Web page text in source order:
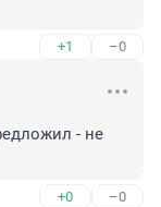
+1 –0
- не
+0 –0